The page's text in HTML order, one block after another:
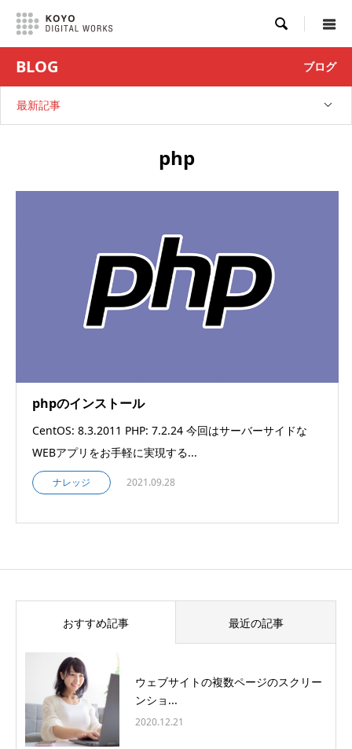

BLOG ブログ
最新記事
php
phpのインストール
CentOS: 8.3.2011 PHP: 7.2.24 今回はサーバーサイドな
WEBアプリをお手軽に実現する...
ナレッジ 2021.09.28
おすすめ記事 最近の記事
ウェブサイトの複数ページのスクリー
ンショ...
2020.12.21